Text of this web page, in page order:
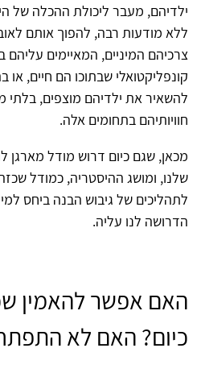
ילדיהם, מעבר ליכולת ההכלה של
ללא מודעות רבה, להפוך אותם
צרכיהם המיניים, המאיימים עליהם
קונפליקטואלי שבתוכו הם חיים,
להשאיר את ילדיהם מוצפים, בלתי
חוויותיהם בתחומים אלה.
מכאן, שגם כיום דרוש מודל מארגן
שלנו, ומושג ההיסטריה, כמודל שכזה
לתהליכים של גיבוש הבנה ביחס
הדרושה לנו עליה.
האם אפשר להאמין
כיום? האם לא